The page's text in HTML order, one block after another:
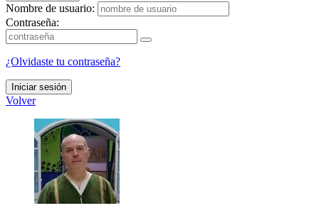
Nombre de usuario:
Contraseña:
¿Olvidaste tu contraseña?
Iniciar sesión
Volver